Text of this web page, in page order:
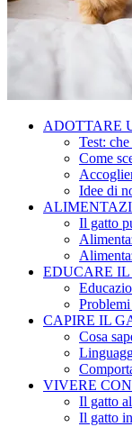
ADOTTARE
Test:
Come
Idee di
Il gatto
EDUCARE IL
CAPIRE IL
Cosa
VIVERE
Il gatto
Il gatto